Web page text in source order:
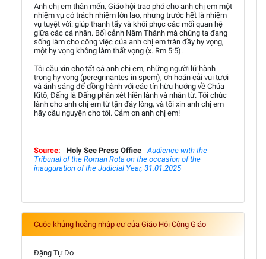
Anh chị em thân mến, Giáo hội trao phó cho anh chị em một
nhiệm vụ có trách nhiệm lớn lao, nhưng trước hết là nhiệm
vụ tuyệt vời: giúp thanh tẩy và khôi phục các mối quan hệ
giữa các cá nhân. Bối cảnh Năm Thánh mà chúng ta đang
sống làm cho công việc của anh chị em tràn đầy hy vọng,
một hy vọng không làm thất vọng (x. Rm 5:5).
Tôi cầu xin cho tất cả anh chị em, những người lữ hành
trong hy vọng (peregrinantes in spem), ơn hoán cải vui tươi
và ánh sáng để đồng hành với các tín hữu hướng về Chúa
Kitô, Đấng là Đấng phán xét hiền lành và nhân từ. Tôi chúc
lành cho anh chị em từ tận đáy lòng, và tôi xin anh chị em
hãy cầu nguyện cho tôi. Cảm ơn anh chị em!
Source: Holy See Press Office
Audience with the
Tribunal of the Roman Rota on the occasion of the
inauguration of the Judicial Year, 31.01.2025
Cuộc khủng hoảng nhập cư của Giáo Hội Công Giáo
Đặng Tự Do